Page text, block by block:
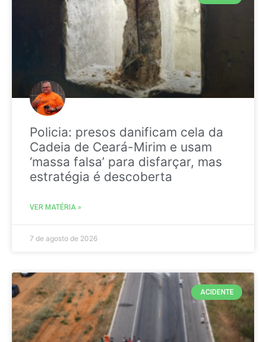
Policia: presos danificam cela da
Cadeia de Ceará-Mirim e usam
‘massa falsa’ para disfarçar, mas
estratégia é descoberta
VER MATÉRIA »
7 de agosto de 2026
ACIDENTE